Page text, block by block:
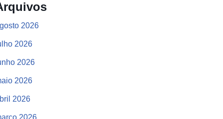
2026
2026
2026
2026
2026
2026